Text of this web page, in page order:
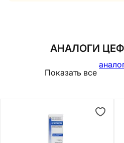
АНАЛОГИ
Показать все